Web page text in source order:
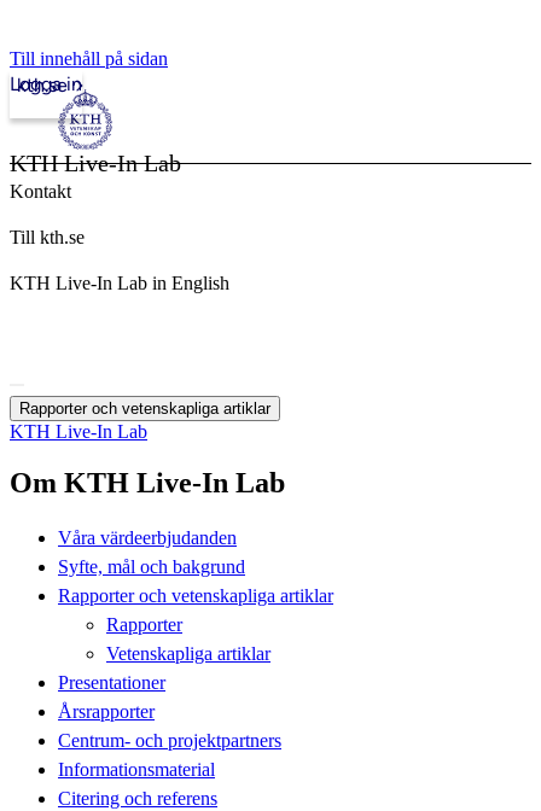
Till innehåll på sidan
kth.se
Logga in
KTH Live-In Lab
Kontakt
Till kth.se
KTH Live-In Lab in English
Rapporter och vetenskapliga artiklar
KTH Live-In Lab
Om KTH Live-In Lab
Våra värdeerbjudanden
Syfte, mål och bakgrund
Rapporter och vetenskapliga artiklar
Rapporter
Vetenskapliga artiklar
Presentationer
Årsrapporter
Centrum- och projektpartners
Informationsmaterial
Citering och referens